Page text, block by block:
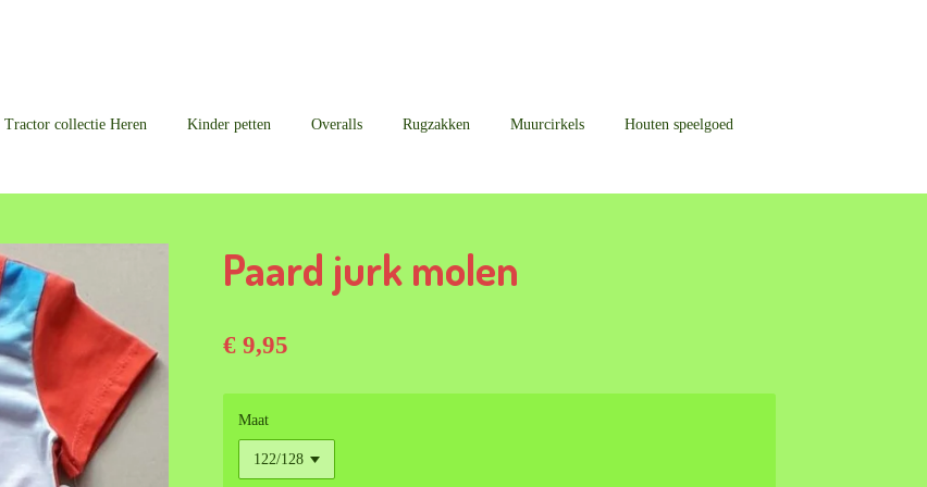
Tractor collectie Heren Kinder petten Overalls Rugzakken Muurcirkels
Houten speelgoed
Paard jurk molen
€ 9,95
Maat